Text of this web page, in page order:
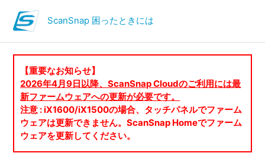
ScanSnap 困ったときには
【重要なお知らせ】
2026年4月9日以降、ScanSnap Cloudのご利用には最
新ファームウェアへの更新が必要です。
注意 : iX1600/iX1500の場合、タッチパネルでファーム
ウェアは更新できません。ScanSnap Homeでファーム
ウェアを更新してください。